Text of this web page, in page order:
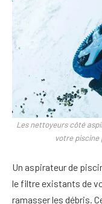
Les nettoyeurs côté
votre piscine
Un aspirateur de
le filtre existants de
ramasser les débris.